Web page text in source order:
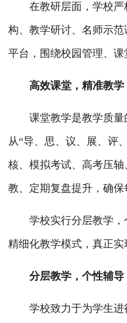
在教研层面，学校严格
构、教学研讨、名师示
平台，围绕校园管理、
高效课堂，精准教学
课堂教学是教学质量的
从“导、思、议、展、评
核、模拟考试、高考压
教、定期复盘提升，确保
学校实行分层教学，
精细化教学模式，真正实
分层教学，个性辅导
学校致力于为学生进